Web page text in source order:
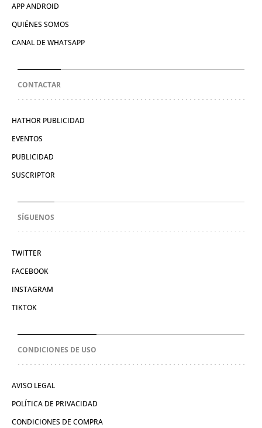
APP ANDROID
QUIÉNES SOMOS
CANAL DE WHATSAPP
CONTACTAR
HATHOR PUBLICIDAD
EVENTOS
PUBLICIDAD
SUSCRIPTOR
SÍGUENOS
TWITTER
FACEBOOK
INSTAGRAM
TIKTOK
CONDICIONES DE USO
AVISO LEGAL
POLÍTICA DE PRIVACIDAD
CONDICIONES DE COMPRA